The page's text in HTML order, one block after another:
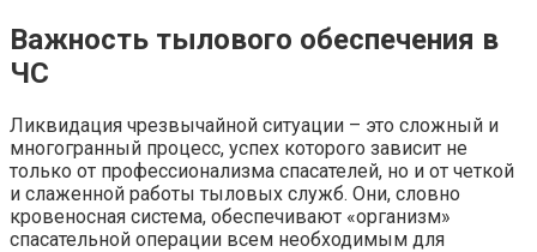
Важность тылового обеспечения в
ЧС
Ликвидация чрезвычайной ситуации – это сложный и
многогранный процесс, успех которого зависит не
только от профессионализма спасателей, но и от четкой
и слаженной работы тыловых служб. Они, словно
кровеносная система, обеспечивают «организм»
спасательной операции всем необходимым для